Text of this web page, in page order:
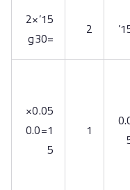
2
15’×2
=30و
1
0.05×
1=0.0
5